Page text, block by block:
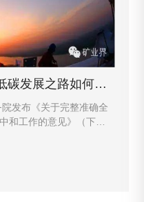
“1+N”政策体系下，钢铁低碳发展之路如何走？
发布《关于完整准确全
和工作的意见》（下称
发《2030年前碳达峰行